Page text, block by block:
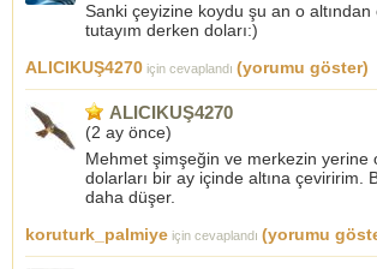
Sanki çeyizine koydu şu an o
tutayım derken doları:)
ALICIKUŞ4270 için cevaplandı (yorumu göster)
ALICIKUŞ4270
(2 ay önce)
Mehmet şimşeğin ve merkezin yerine
dolarları bir ay içinde altına çeviririm.
daha düşer.
koruturk_palmiye için cevaplandı (yorumu